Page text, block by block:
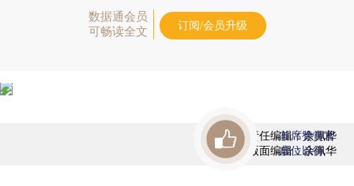
数据通会员
可畅读全文
订阅/会员升级
责任编辑：余佩桦
版面编辑：余佩华
首席赞赏官
虚位以待